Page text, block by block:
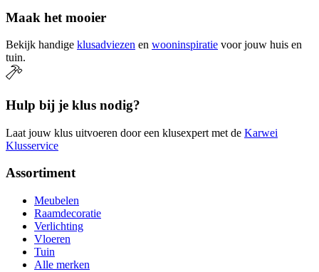
Maak het mooier
Bekijk handige klusadviezen en wooninspiratie voor jouw huis en
tuin.
Hulp bij je klus nodig?
Laat jouw klus uitvoeren door een klusexpert met de Karwei
Klusservice
Assortiment
Meubelen
Raamdecoratie
Verlichting
Vloeren
Tuin
Alle merken